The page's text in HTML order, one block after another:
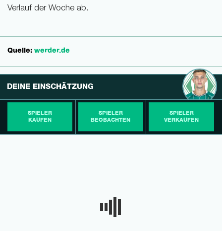
Verlauf der Woche ab.
Quelle: werder.de
DEINE EINSCHÄTZUNG
SPIELER
KAUFEN
SPIELER
BEOBACHTEN
SPIELER
VERKAUFEN